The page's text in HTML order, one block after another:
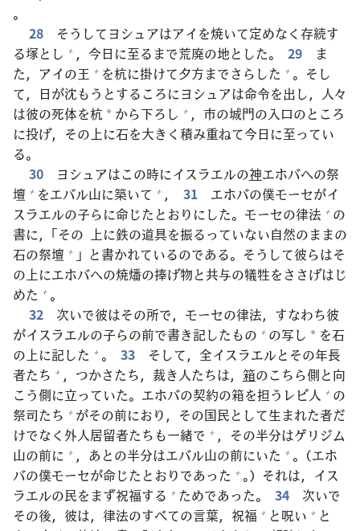
。
28
そうしてヨシュアはアイを焼いて定めなく 存続す
る塚とし + ， 今日に至るまで荒廃の地とした。 29
ま
た，アイの王 + を杭に掛けて夕方までさらした + 。そし
て，
日が沈もうとするころにヨシュアは命令を出し， 人々
は彼の死体を杭 * から下ろし + ， 市の城門の入口のところ
に投げ，その 上に石を大きく 積み重ねて今日に至ってい
る。
30
ヨシュアはこの時にイスラエルの神エホバへの祭
壇 + をエバル山に築いて + ， 31 エホバの僕モーセがイ
スラエルの子らに命じたとおりにした。モーセの律法 + の
書に，「その 上に鉄の道具を振るっていない自然のままの
石の祭壇 + 」と書かれているのである。そうして彼らはそ
の 上にエホバへの焼燔の捧げ物と共与の犠牲をささげはじ
めた + 。
32
次いで彼はその所で，モーセの律法，すなわち彼
がイスラエルの子らの前で書き記したもの + の写し * を石
の 上に記した + 。 33 そして， 全イスラエルとその年長
者たち + ，つかさたち， 裁き人たちは， 箱のこちら側と向
こう側に立っていた。エホバの契約の箱を担うレビ人 + の
祭司たち + がその前におり，その国民として生まれた者だ
けでなく 外人居留者たちも一緒で + ，その半分はゲリジム
山の前に + ，あとの半分はエバル山の前にいた + 。（エホ
バの僕モーセが命じたとおりであった + 。）それは，イス
ラエルの民をまず祝福する + ためであった。 34 次いで
その後， 彼は， 律法のすべての言葉， 祝福 + と呪い + と